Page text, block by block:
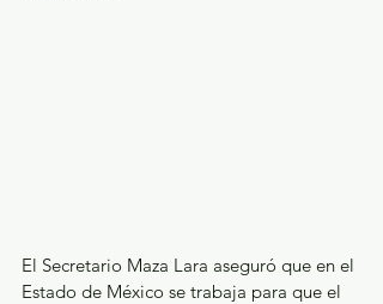
El Secretario Maza Lara aseguró que en el
Estado de México se trabaja para que el